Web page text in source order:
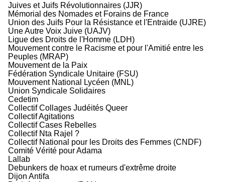
Juives et Juifs Révolutionnaires (JJR)
Mémorial des Nomades et Forains de France
Union des Juifs Pour la Résistance et l'Entraide (UJRE)
Une Autre Voix Juive (UAJV)
Ligue des Droits de l'Homme (LDH)
Mouvement contre le Racisme et pour l'Amitié entre les
Peuples (MRAP)
Mouvement de la Paix
Fédération Syndicale Unitaire (FSU)
Mouvement National Lycéen (MNL)
Union Syndicale Solidaires
Cedetim
Collectif Collages Judéités Queer
Collectif Agitations
Collectif Cases Rebelles
Collectif Nta Rajel ?
Collectif National pour les Droits des Femmes (CNDF)
Comité Vérité pour Adama
Lallab
Debunkers de hoax et rumeurs d'extrême droite
Dijon Antifa